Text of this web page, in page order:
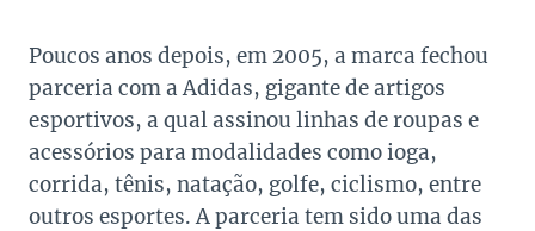
Poucos anos depois, em 2005, a marca fechou
parceria com a Adidas, gigante de artigos
esportivos, a qual assinou linhas de roupas e
acessórios para modalidades como ioga,
corrida, tênis, natação, golfe, ciclismo, entre
outros esportes. A parceria tem sido uma das